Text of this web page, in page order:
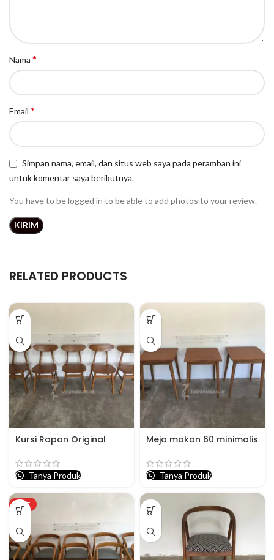
Nama *
Email *
Simpan nama, email, dan situs web saya pada peramban ini
untuk komentar saya berikutnya.
You have to be logged in to be able to add photos to your review.
RELATED PRODUCTS
Kursi Ropan Original
Tanya Produk
Meja makan 60 minimalis
Tanya Produk
HOT